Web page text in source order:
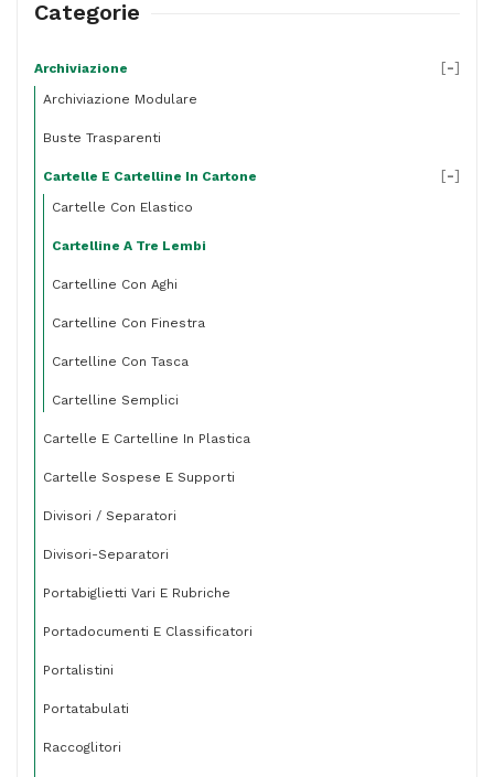
verde
Categorie
Archiviazione
Archiviazione Modulare
Buste Trasparenti
Cartelle E Cartelline In Cartone
Cartelle Con Elastico
Cartelline A Tre Lembi
Cartelline Con Aghi
Cartelline Con Finestra
Cartelline Con Tasca
Cartelline Semplici
[-]
Cartelle E Cartelline In Plastica
Cartelle Sospese E Supporti
Divisori / Separatori
Divisori-Separatori
Portabiglietti Vari E Rubriche
Portadocumenti E Classificatori
Portalistini
Portatabulati
Raccoglitori
[-]